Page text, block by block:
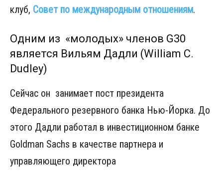
клуб, Совет по международным отношениям.
Одним из «молодых» членов G30
является Вильям Дадли (William C.
Dudley)
Сейчас он занимает пост президента
Федерального резервного банка Нью-Йорка. До
этого Дадли работал в инвестиционном банке
Goldman Sachs в качестве партнера и
управляющего директора